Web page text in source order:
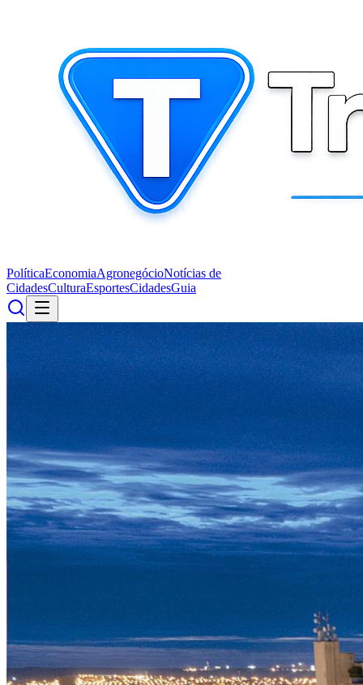
PolíticaEconomiaAgronegócioNotícias de
CidadesCulturaEsportesCidadesGuia